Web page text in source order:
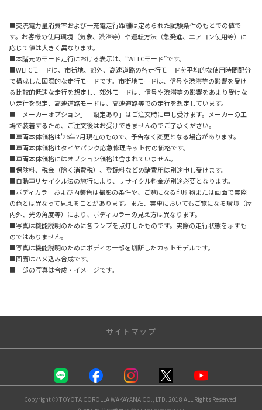
■交流電力量消費率および一充電走行距離は定められた試験条件のもとでの値で
す。お客様の使用環境（気象、渋滞等）や運転方法（急発進、エアコン使用等）に
応じて値は大きく異なります。
■本諸元のモード走行における表示は、“WLTCモード”です。
■WLTCモードは、市街地、郊外、高速道路の各走行モードを平均的な使用時間配分
で構成した国際的な走行モードです。市街地モードは、信号や渋滞等の影響を受け
る比較的低速な走行を想定し、郊外モードは、信号や渋滞等の影響をあまり受けな
い走行を想定、高速道路モードは、高速道路等での走行を想定しています。
■「メーカーオプション」「設定あり」はご注文時に申し受けます。メーカーの工
場で装着するため、ご注文後はお受けできませんのでご了承ください。
■車両本体価格は'26年2月現在のもので、予告なく変更となる場合があります。
■車両本体価格はタイヤパンク応急修理キット付の価格です。
■車両本体価格にはオプション価格は含まれていません。
■保険料、税金（除く消費税）、登録料などの諸費用は別途申し受けます。
■自動車リサイクル法の施行により、リサイクル料金が別途必要となります。
■ボディカラーおよび内装色は撮影の条件や、ご覧になる印刷物または画面で実際
の色とは異なって見えることがあります。また、実車においてもご覧になる環境（屋
内外、光の角度等）により、ボディカラーの見え方は異なります。
■写真は機能説明のために各ランプを点灯したものです。実際の走行状態を示すも
のではありません。
■写真は機能説明のためにボディの一部を切断したカットモデルです。
■画面はハメ込み合成です。
■一部の写真は合成・イメージです。
サイトマップ
店舗一覧Copyright Ⓒ TOYOTA COROLLA WAKAYAMA CO., LTD. 2018 ALL Rights Reserved.